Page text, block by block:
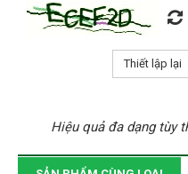
Hiệu quả đa dạng tùy